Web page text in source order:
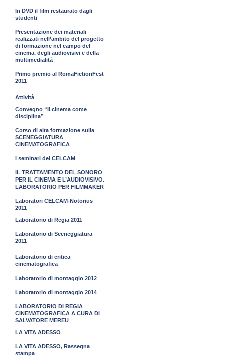
In DVD il film restaurato dagli
studenti
Presentazione dei materiali
realizzati nell’ambito del progetto
di formazione nel campo del
cinema, degli audiovisivi e della
multimedialità
Primo premio al RomaFictionFest
2011
Attività
Convegno “Il cinema come
disciplina”
Corso di alta formazione sulla
SCENEGGIATURA
CINEMATOGRAFICA
I seminari del CELCAM
IL TRATTAMENTO DEL SONORO
PER IL CINEMA E L’AUDIOVISIVO.
LABORATORIO PER FILMMAKER
Laboratori CELCAM-Notorius
2011
Laboratorio di Regia 2011
Laboratorio di Sceneggiatura
2011
Laboratorio di critica
cinematografica
Laboratorio di montaggio 2012
Laboratorio di montaggio 2014
LABORATORIO DI REGIA
CINEMATOGRAFICA A CURA DI
SALVATORE MEREU
LA VITA ADESSO
LA VITA ADESSO, Rassegna
stampa